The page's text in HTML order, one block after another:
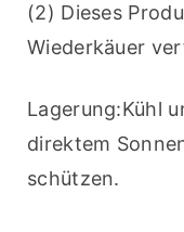
(2) Dieses
Wiederkäuer
Lagerung:Kühl
direktem
schützen.